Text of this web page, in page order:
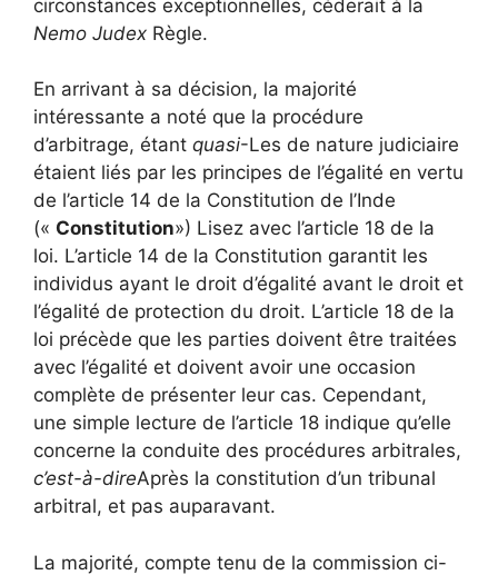
circonstances exceptionnelles, céderait à la
Nemo Judex Règle.
En arrivant à sa décision, la majorité
intéressante a noté que la procédure
d’arbitrage, étant quasi-Les de nature judiciaire
étaient liés par les principes de l’égalité en vertu
de l’article 14 de la Constitution de l’Inde
(« Constitution») Lisez avec l’article 18 de la
loi. L’article 14 de la Constitution garantit les
individus ayant le droit d’égalité avant le droit et
l’égalité de protection du droit. L’article 18 de la
loi précède que les parties doivent être traitées
avec l’égalité et doivent avoir une occasion
complète de présenter leur cas. Cependant,
une simple lecture de l’article 18 indique qu’elle
concerne la conduite des procédures arbitrales,
c’est-à-direAprès la constitution d’un tribunal
arbitral, et pas auparavant.
La majorité, compte tenu de la commission ci-